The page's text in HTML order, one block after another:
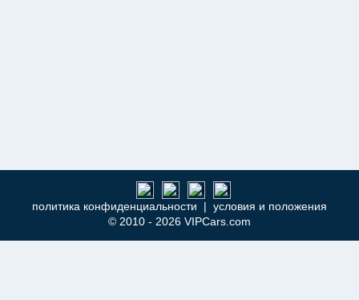
политика конфиденциальности | условия и положения
© 2010 - 2026 VIPCars.com